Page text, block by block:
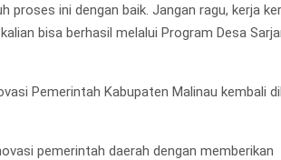
proses ini dengan baik. Jangan ragu, kerja
bisa berhasil melalui Program Desa
Pemerintah Kabupaten Malinau kembali
pemerintah daerah dengan memberikan